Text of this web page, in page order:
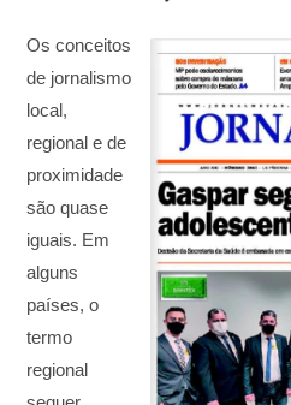
Os conceitos
de jornalismo
local,
regional e de
proximidade
são quase
iguais. Em
alguns
países, o
termo
regional